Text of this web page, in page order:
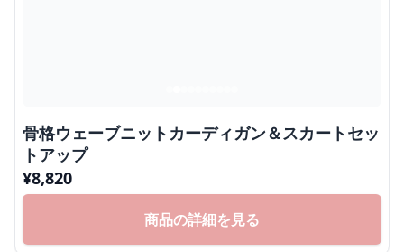
骨格ウェーブニットカーディガン＆スカートセッ
トアップ
¥8,820
商品の詳細を見る